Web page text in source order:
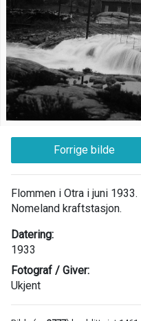
Forrige bilde
Flommen i Otra i juni
Nomeland kraftstasjon.
Datering:
1933
Fotograf / Giver:
Ukjent